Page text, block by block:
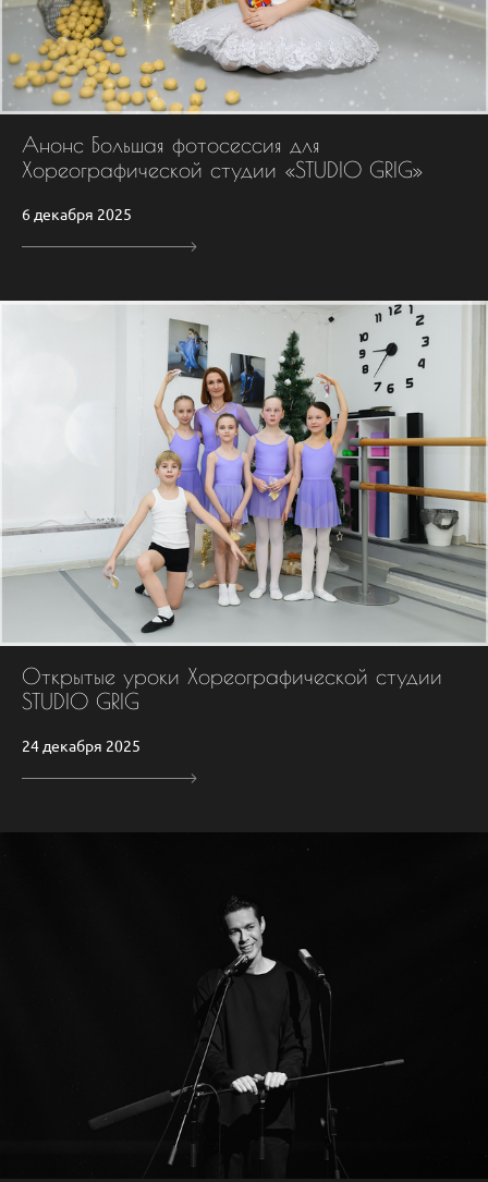
Анонс Большая фотосессия для
Хореографической студии «STUDIO GRIG»
6 декабря 2025
Открытые уроки Хореографической студии
STUDIO GRIG
24 декабря 2025